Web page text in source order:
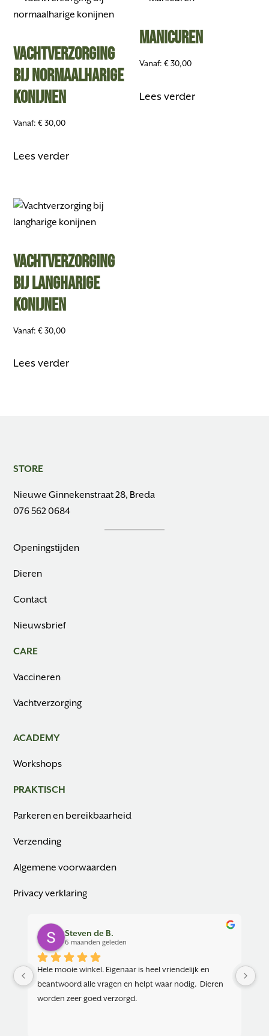
Vachtverzorging
bij normaalharige
konijnen
Vanaf:€30,00
Lees verder
Manicuren
Vanaf:€30,00
Lees verder
Vachtverzorging
bij langharige
konijnen
Vanaf:€30,00
Lees verder
STORE
Nieuwe Ginnekenstraat 28, Breda
076 562 0684
Openingstijden
Dieren
Contact
Nieuwsbrief
CARE
Vaccineren
Vachtverzorging
ACADEMY
Workshops
PRAKTISCH
Parkeren en bereikbaarheid
Verzending
Algemene voorwaarden
Privacy verklaring
Steven de B.
6 maanden geleden
Hele mooie winkel. Eigenaar is heel vriendelijk en
beantwoord alle vragen en helpt waar nodig.  Dieren
worden zeer goed verzorgd.